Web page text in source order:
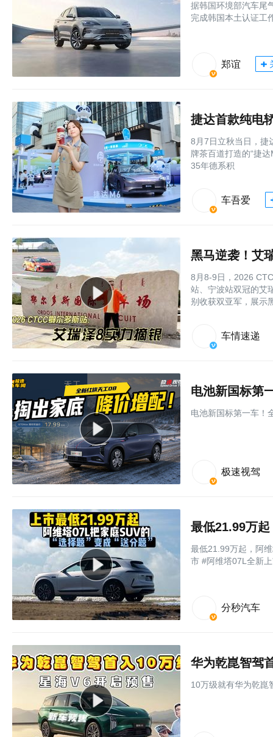
据韩国环境部汽车尾
完成韩国本土认证工
郑谊
8月7日立秋当日，捷
牌茶百道打造的“捷
35年德系积
车吾爱
黑马逆袭！艾
8月8-9日，2026
站、宁波站双冠的艾
别收获双亚军，展示
车情速递
电池新国标第
电池新国标第一车！
极速视驾
最低21.99万起，阿
市 #阿维塔07L全新
分秒汽车
华为乾崑智驾
10万级就有华为乾崑